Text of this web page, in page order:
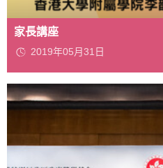
家長講座
2019年05月31日